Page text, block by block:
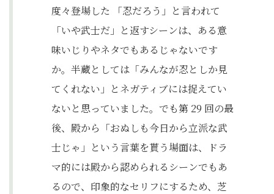
度々登場した 「忍だろう」と言われて
「いや武士だ」と返すシーンは、ある意
味いじりやネタでもあるじゃないです
か。半蔵としては「みんなが忍としか見
てくれない」とネガティブには捉えてい
ないと思っていました。でも第 29 回の最
後、殿から「おぬしも今日から立派な武
士じゃ」という言葉を貰う場面は、ドラ
マ的には殿から認められるシーンでもあ
るので、印象的なセリフにするため、芝